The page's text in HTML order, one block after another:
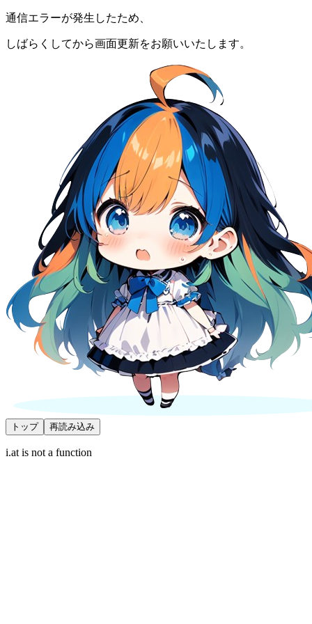
通信エラーが発生したため、
しばらくしてから画面更新をお願いいたします。
トップ 再読み込み
i.at is not a function